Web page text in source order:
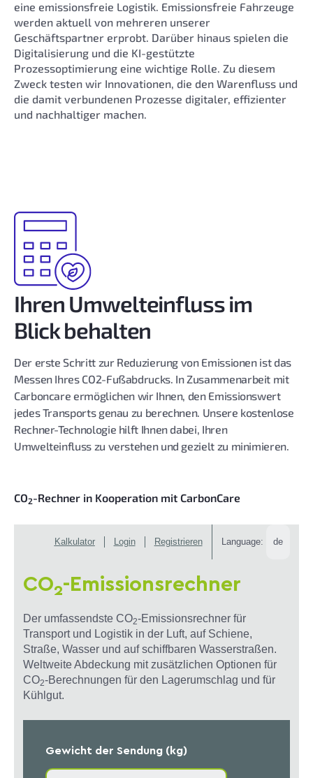
eine emissionsfreie Logistik. Emissionsfreie Fahrzeuge
werden aktuell von mehreren unserer
Geschäftspartner erprobt. Darüber hinaus spielen die
Digitalisierung und die KI-gestützte
Prozessoptimierung eine wichtige Rolle. Zu diesem
Zweck testen wir Innovationen, die den Warenfluss und
die damit verbundenen Prozesse digitaler, effizienter
und nachhaltiger machen.
Ihren Umwelteinfluss im
Blick behalten
Der erste Schritt zur Reduzierung von Emissionen ist das
Messen Ihres CO2-Fußabdrucks. In Zusammenarbeit mit
Carboncare ermöglichen wir Ihnen, den Emissionswert
jedes Transports genau zu berechnen. Unsere kostenlose
Rechner-Technologie hilft Ihnen dabei, Ihren
Umwelteinfluss zu verstehen und gezielt zu minimieren.
CO2-Rechner in Kooperation mit CarbonCare
Kalkulator Login Registrieren Language:
CO2-Emissionsrechner
Der umfassendste CO2-Emissionsrechner für
Transport und Logistik in der Luft, auf Schiene,
Straße, Wasser und auf schiffbaren Wasserstraßen.
Weltweite Abdeckung mit zusätzlichen Optionen für
CO2-Berechnungen für den Lagerumschlag und für
Kühlgut.
Gewicht der Sendung (kg)